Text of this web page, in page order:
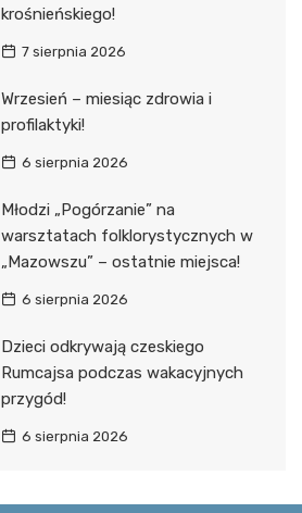
krośnieńskiego!
7 sierpnia 2026
Wrzesień – miesiąc zdrowia i
profilaktyki!
6 sierpnia 2026
Młodzi „Pogórzanie” na
warsztatach folklorystycznych w
„Mazowszu” – ostatnie miejsca!
6 sierpnia 2026
Dzieci odkrywają czeskiego
Rumcajsa podczas wakacyjnych
przygód!
6 sierpnia 2026